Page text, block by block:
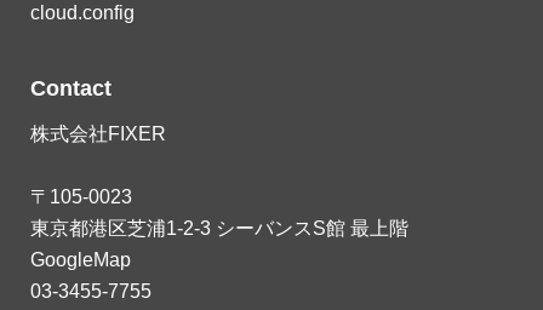
cloud.config
Contact
株式会社FIXER
〒105-0023
東京都港区芝浦1-2-3 シーバンスS館 最上階
GoogleMap
03-3455-7755